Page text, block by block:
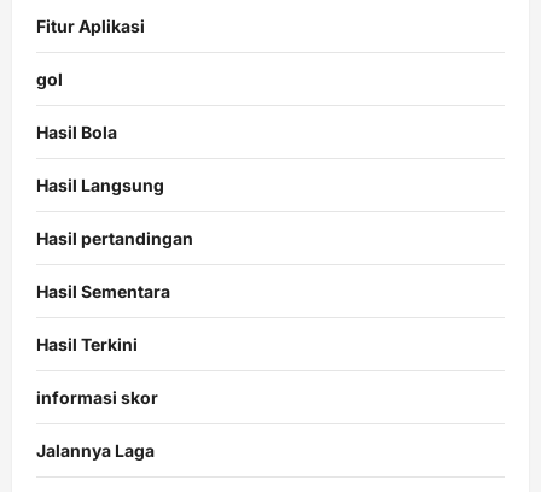
Fitur Aplikasi
gol
Hasil Bola
Hasil Langsung
Hasil pertandingan
Hasil Sementara
Hasil Terkini
informasi skor
Jalannya Laga